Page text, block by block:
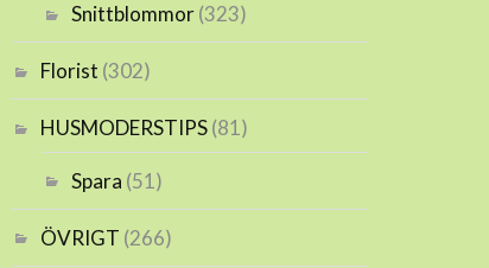
Snittblommor(323)
Florist (302)
HUSMODERSTIPS(81)
Spara (51)
ÖVRIGT (266)